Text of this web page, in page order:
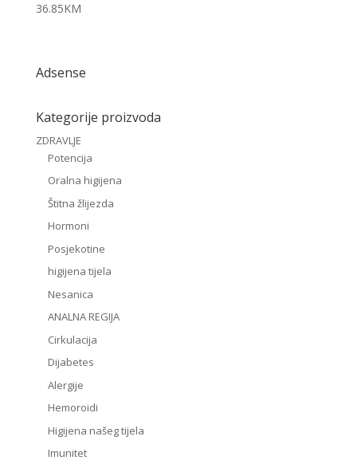
36.85KM
Adsense
Kategorije proizvoda
ZDRAVLJE
Potencija
Oralna higijena
Štitna žlijezda
Hormoni
Posjekotine
higijena tijela
Nesanica
ANALNA REGIJA
Cirkulacija
Dijabetes
Alergije
Hemoroidi
Higijena našeg tijela
Imunitet